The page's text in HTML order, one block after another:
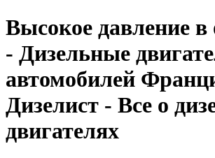
Высокое давление в
- Дизельные
автомобилей
Дизелист - Все о
двигателях